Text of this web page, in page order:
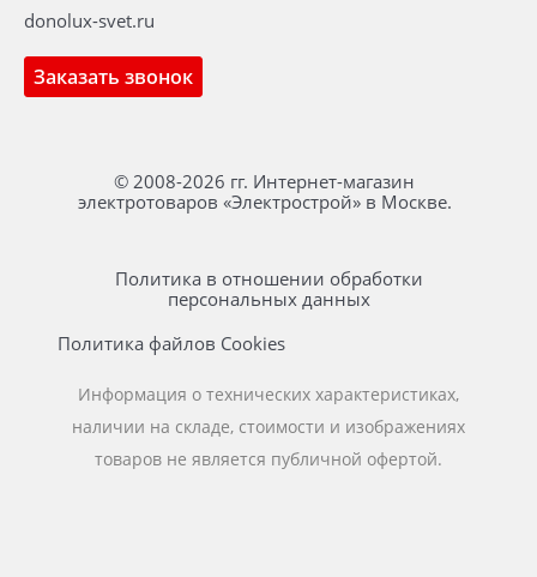
Заказать звонок
donolux-svet.ru
© 2008-2026 гг. Интернет-магазин
электротоваров «Электрострой» в Москве.
Политика в отношении обработки
персональных данных
Политика файлов Cookies
Информация о технических характеристиках,
наличии на складе, стоимости и изображениях
товаров не является публичной офертой.